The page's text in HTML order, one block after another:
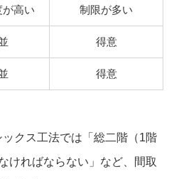
が高い 制限が多い
得意
得意
クス工法では「総二階（1階
ければならない」など、間取